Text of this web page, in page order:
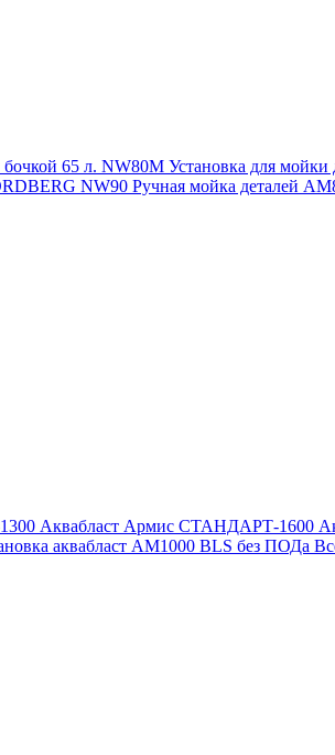
бочкой 65 л. NW80M Установка для мойки
NW90 Ручная мойка деталей
Аквабласт Армис СТАНДАРТ-1600
аквабласт AM1000 BLS без ПОДа